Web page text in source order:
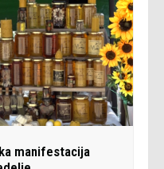
manifestacija